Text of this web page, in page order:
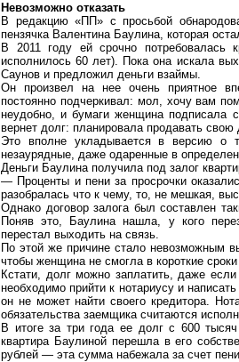
Невозможно отказать
В редакцию «ПП» с просьбой
пензячкаВалентина Баулина, которая
В 2011 году ей срочно
исполнилось 60 лет). Пока она искала
Саунов и предложил деньги взаймы.
Он произвел на нее очень приятное
постоянно подчеркивал: мол, хочу вам
неудобно, и бумаги женщина подписала
вернет долг: планировала продавать
Это вполне укладывается в версию о
незаурядные, даже одаренные в
Деньги Баулина получила под залог
— Проценты и пени за просрочки
разобралась что к чему, то, не мешкая,
Однако договор залога был составлен
Поняв это, Баулина нашла, у кого
перестал выходить на связь.
По этой же причине стало невозможным
чтобы женщина не смогла в короткие
Кстати, долг можно заплатить, даже
необходимо прийти к нотариусу и
он не может найти своего кредитора.
обязательства заемщика считаются
В итоге за три года ее долг с 600
квартира Баулиной перешла в его
рублей — эта сумма набежала за счет